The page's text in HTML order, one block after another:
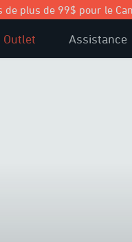
plus de 99$ pour le
Outlet Assistance